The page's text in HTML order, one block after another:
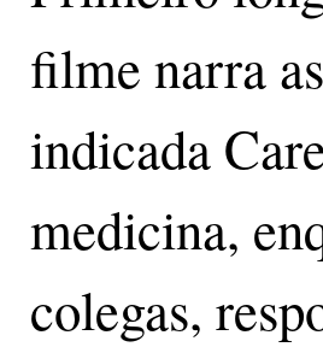
filme narra
indicada
medicina,
colegas,